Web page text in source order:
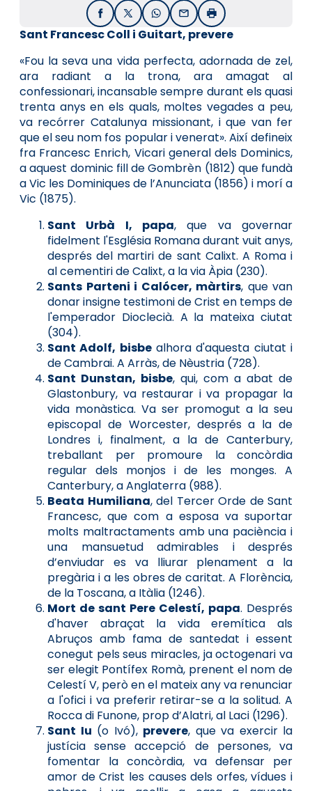
FacebookX / TwitterWhatsApp
EmailImprimir
Sant Francesc Coll i Guitart, prevere
«Fou la seva una vida perfecta, adornada de zel,
ara radiant a la trona, ara amagat al
confessionari, incansable sempre durant els quasi
trenta anys en els quals, moltes vegades a peu,
va recórrer Catalunya missionant, i que van fer
que el seu nom fos popular i venerat». Així defineix
fra Francesc Enrich, Vicari general dels Dominics,
a aquest dominic fill de Gombrèn (1812) que fundà
a Vic les Dominiques de l’Anunciata (1856) i morí a
Vic (1875).
Sant Urbà I, papa, que va governar
fidelment l'Església Romana durant vuit anys,
després del martiri de sant Calixt. A Roma i
al cementiri de Calixt, a la via Àpia (230).
Sants Parteni i Calócer, màrtirs, que van
donar insigne testimoni de Crist en temps de
l'emperador Dioclecià. A la mateixa ciutat
(304).
Sant Adolf, bisbealhora d'aquesta ciutat i
de Cambrai. A Arràs, de Nèustria (728).
Sant Dunstan, bisbe, qui, com a abat de
Glastonbury, va restaurar i va propagar la
vida monàstica. Va ser promogut a la seu
episcopal de Worcester, després a la de
Londres i, finalment, a la de Canterbury,
treballant per promoure la concòrdia
regular dels monjos i de les monges. A
Canterbury, a Anglaterra (988).
Beata Humiliana, del Tercer Orde de Sant
Francesc, que com a esposa va suportar
molts maltractaments amb una paciència i
una mansuetud admirables i després
d’enviudar es va lliurar plenament a la
pregària i a les obres de caritat. A Florència,
de la Toscana, a Itàlia (1246).
Mort de sant Pere Celestí, papa. Després
d'haver abraçat la vida eremítica als
Abruços amb fama de santedat i essent
conegut pels seus miracles, ja octogenari va
ser elegit Pontífex Romà, prenent el nom de
Celestí V, però en el mateix any va renunciar
a l'ofici i va preferir retirar-se a la solitud. A
Rocca di Funone, prop d’Alatri, al Laci (1296).
Sant Iu (o Ivó), prevere, que va exercir la
justícia sense accepció de persones, va
fomentar la concòrdia, va defensar per
amor de Crist les causes dels orfes, vídues i